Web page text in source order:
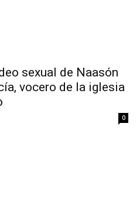
sexual de Naasón
vocero de la iglesia
0